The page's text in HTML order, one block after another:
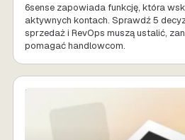
6sense zapowiada funkcję, która
aktywnych kontach. Sprawdź 5
sprzedaż i RevOps muszą ustalić,
pomagać handlowcom.
SPRZEDAŻ AI